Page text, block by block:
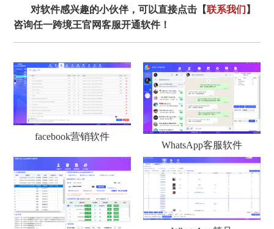
对软件感兴趣的小伙伴，可以直接点击【联系我们 】
咨询任一跨境王官网客服开通软件！
facebook营销软件
WhatsApp客服软件